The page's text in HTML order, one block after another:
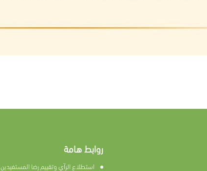
روابط هامة
استطلاع الرآي وتقييم رضا المستفيدين